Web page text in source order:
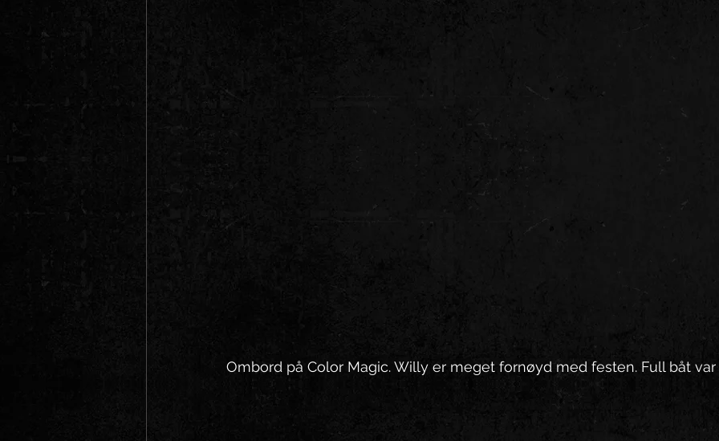
Ombord på Color Magic. Willy er meget fornøyd med festen. Full båt var